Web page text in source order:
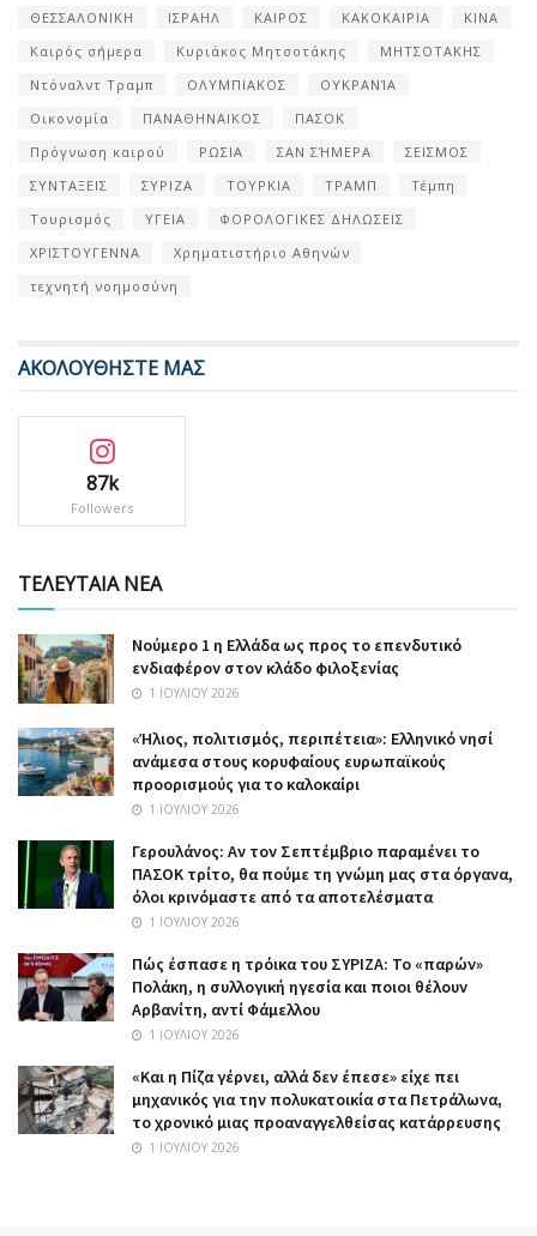
ΘΕΣΣΑΛΟΝΙΚΗ
ΙΣΡΑΗΛ ΚΑΙΡΟΣ ΚΑΚΟΚΑΙΡΙΑ
ΚΙΝΑ
Καιρός σήμερα
Κυριάκος Μητσοτάκης
ΜΗΤΣΟΤΑΚΗΣ
Ντόναλντ Τραμπ
ΟΛΥΜΠΙΑΚΟΣ
ΟΥΚΡΑΝΊΑ
Οικονομία
ΠΑΝΑΘΗΝΑΙΚΟΣ
ΠΑΣΟΚ
Πρόγνωση καιρού
ΡΩΣΙΑ ΣΑΝ ΣΉΜΕΡΑ
ΣΕΙΣΜΟΣ
ΣΥΝΤΑΞΕΙΣ
ΣΥΡΙΖΑ ΤΟΥΡΚΙΑ ΤΡΑΜΠ
Τέμπη
Τουρισμός
ΥΓΕΙΑ
ΦΟΡΟΛΟΓΙΚΕΣ ΔΗΛΩΣΕΙΣ
ΧΡΙΣΤΟΥΓΕΝΝΑ
Χρηματιστήριο Αθηνών
τεχνητή νοημοσύνη
ΑΚΟΛΟΥΘΗΣΤΕ ΜΑΣ
87k
Followers
ΤΕΛΕΥΤΑΙΑ ΝΕΑ
Nούμερο 1 η Ελλάδα ως προς το επενδυτικό
ενδιαφέρον στον κλάδο φιλοξενίας
1 ΙΟΥΛΊΟΥ 2026
«Ήλιος, πολιτισμός, περιπέτεια»: Ελληνικό νησί
ανάμεσα στους κορυφαίους ευρωπαϊκούς
προορισμούς για το καλοκαίρι
1 ΙΟΥΛΊΟΥ 2026
Γερουλάνος: Αν τον Σεπτέμβριο παραμένει το
ΠΑΣΟΚ τρίτο, θα πούμε τη γνώμη μας στα όργανα,
όλοι κρινόμαστε από τα αποτελέσματα
1 ΙΟΥΛΊΟΥ 2026
Πώς έσπασε η τρόικα του ΣΥΡΙΖΑ: Το «παρών»
Πολάκη, η συλλογική ηγεσία και ποιοι θέλουν
Αρβανίτη, αντί Φάμελλου
1 ΙΟΥΛΊΟΥ 2026
«Και η Πίζα γέρνει, αλλά δεν έπεσε» είχε πει
μηχανικός για την πολυκατοικία στα Πετράλωνα,
το χρονικό μιας προαναγγελθείσας κατάρρευσης
1 ΙΟΥΛΊΟΥ 2026